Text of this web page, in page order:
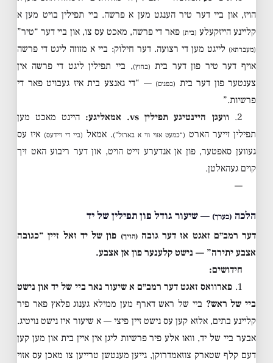
הויז, און ביי דער טיר הענגט מען א פרשה. ביי תפילין בויט מען א
קליינע הייזקעלע (בית) פאר די פרשה, מאכט עס צו, און ביי דער “טיר”
(מעברתא) לייגט מען די רצועה. דער חילוק: ביי א מזוזה ליגט די פרשה
אויף דער טיר פון דער בית (בחוץ), ביי תפילין ליגט די פרשה אין
צענטער פון דער בית (בפנים) — “די גאנצע בית איז געבויט פאר די
פרשיות.”
2.
וועגן היינטיגע תפילין vs. אמאליגע:
היינט מאכט מען
תפילין זייער הארט (“כמעט אזוי ווי א בארזל”). אמאל (ביי די זיידעס) איז עס
געווען סאפטער, פון אן אנדערע זייט הויט, און דער ריבוע האט זיך
קוים געהאלטן.
—
הלכה (בערך) — שיעור גודל פון תפילין של יד
דער רמב״ם זאגט אז דער גובה(הויך) פון של יד זאל זיין “כגובה
אצבע יתירה” — נישט קלענער פון אן אצבע.
חידושים:
1. פארוואס זאגט דער רמב״ם א שיעור נאר ביי של יד און נישט
ביי של ראש? ביי של ראש דארף מען ממילא גענוג פלאץ פאר פיר
קליינע בתים, אלזא קען עס נישט זיין פיצי — א שיעור איז נישט נויטיג.
אבער ביי של יד, וואו אלע פיר פרשיות ליגן אין איין בית און מען קען
דעם קלף שטארק צוזאמדרוקן, גייען מענטשן טרייען צו מאכן עס אזוי